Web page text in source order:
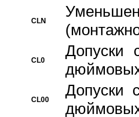
CLN
CL0
Допуски
CL00
Допуски